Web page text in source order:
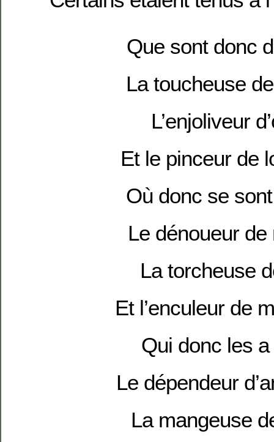
Que sont donc
La toucheuse
L’enjoliveur
Et le pinceur de
Où donc se
Le dénoueur de
La torcheuse
Et l’enculeur de
Qui donc les
Le dépendeur
La mangeuse